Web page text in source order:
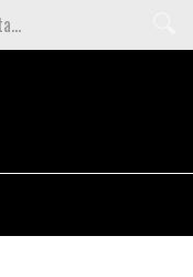
lui Nea Marin: somajul